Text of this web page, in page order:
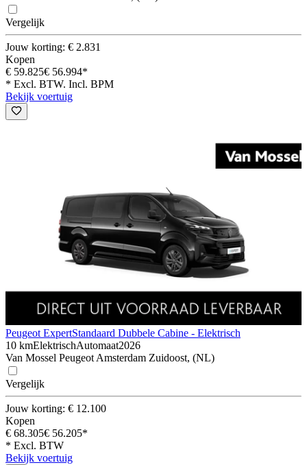
Vergelijk
Jouw korting: € 2.831
Kopen
€ 59.825€ 56.994*
* Excl. BTW. Incl. BPM
Bekijk voertuig
Peugeot ExpertStandaard Dubbele Cabine - Elektrisch
10 kmElektrischAutomaat2026
Van Mossel Peugeot Amsterdam Zuidoost, (NL)
Vergelijk
Jouw korting: € 12.100
Kopen
€ 68.305€ 56.205*
* Excl. BTW
Bekijk voertuig